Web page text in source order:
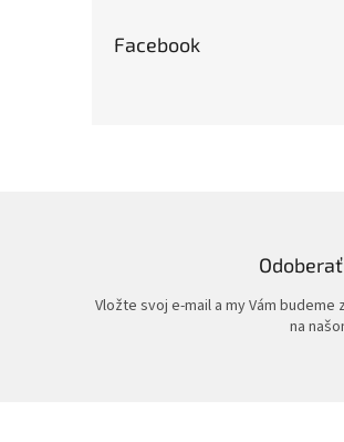
Facebook
Vložte svoj e-mail a my Vám
na